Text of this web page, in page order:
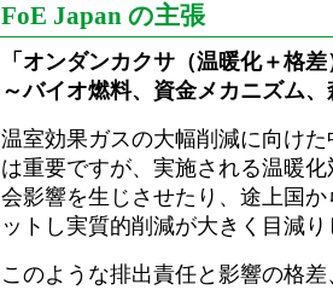
FoE Japan の主張
「オンダンカクサ（温暖化＋格
～バイオ燃料、資金メカニズム
温室効果ガスの大幅削減に向け
は重要ですが、実施される温暖
会影響を生じさせたり、途上国
ットし実質的削減が大きく目減
このような排出責任と影響の格